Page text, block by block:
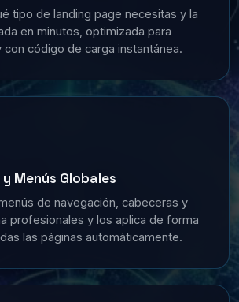
tipo de landing page necesitas y la
en minutos, optimizada para
con código de carga instantánea.
Menús Globales
de navegación, cabeceras y
profesionales y los aplica de forma
las páginas automáticamente.